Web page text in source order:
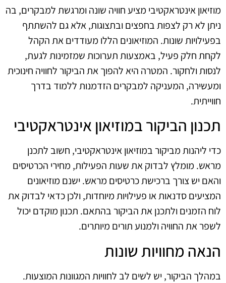
מוזיאון אינטראקטיבי מציע חוויה שונה ומרגשת למבקרים, בה
ניתן לא רק לצפות בחפצים ובתצוגות, אלא גם להשתתף
בפעילויות שונות. המוזיאונים הללו מעודדים את הקהל
לקחת חלק פעיל, באמצעות תערוכות שמזמינות לגעת,
לנסות ולחקור. המטרה היא להפוך את הביקור לחוויה חינוכית
ומעשירה, המעניקה למבקרים הזדמנות ללמוד בדרך
חווייתית.
תכנון הביקור במוזיאון אינטראקטיבי
כדי ליהנות מביקור במוזיאון אינטראקטיבי, חשוב לתכנן
מראש. מומלץ לבדוק את שעות הפעילות, מחירי הכרטיסים
והאם יש צורך ברכישת כרטיסים מראש. ישנם מוזיאונים
המציעים סדנאות או פעילויות מיוחדות, ולכן כדאי לבדוק את
לוח הזמנים ולתכנן את הביקור בהתאם. תכנון מוקדם יכול
לשפר את החוויה ולמנוע תורים מיותרים.
הנאה מחוויות שונות
במהלך הביקור, יש לשים לב לחוויות המגוונות המוצעות.